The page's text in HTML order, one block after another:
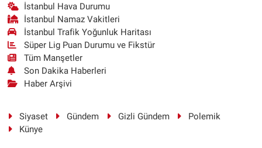
İstanbul Hava Durumu
İstanbul Namaz Vakitleri
İstanbul Trafik Yoğunluk Haritası
Süper Lig Puan Durumu ve Fikstür
Tüm Manşetler
Son Dakika Haberleri
Haber Arşivi
Siyaset Gündem Gizli Gündem
Polemik
Künye